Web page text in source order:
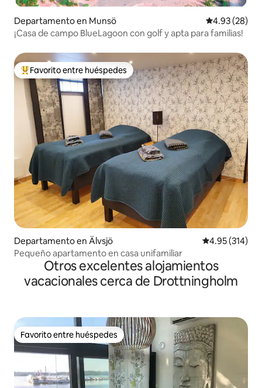
Departamento en Munsö Calificación
4.93 (28)
¡Casa de campo BlueLagoon con golf y apta para familias!
De los mejores en Favorito entre huéspedes
Favorito entre huéspedes
Departamento en Älvsjö Calificación
4.95 (314)
Pequeño apartamento en casa unifamiliar
Otros excelentes alojamientos
vacacionales cerca de Drottningholm
Favorito entre huéspedes
Favorito entre huéspedes